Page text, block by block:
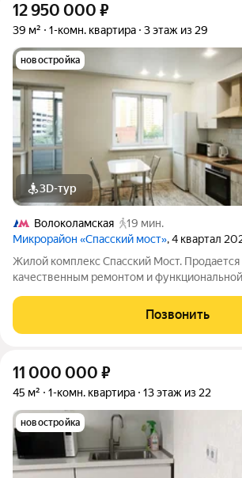
12 950 000 ₽
39 м² 1-комн. квартира 3 этаж из 29
новостройка
3D-тур
Волоколамская
19 мин.
Микрорайон «Спасский мост», 4 квартал
Жилой комплекс Спасский Мост. Продается
качественным ремонтом и
набережная Москвы-реки, ТРЦ Вегас,
Мякинино, МЦД Пенягино в шаговой
Позвонить
11 000 000 ₽
45 м² 1-комн. квартира 13 этаж из 22
новостройка